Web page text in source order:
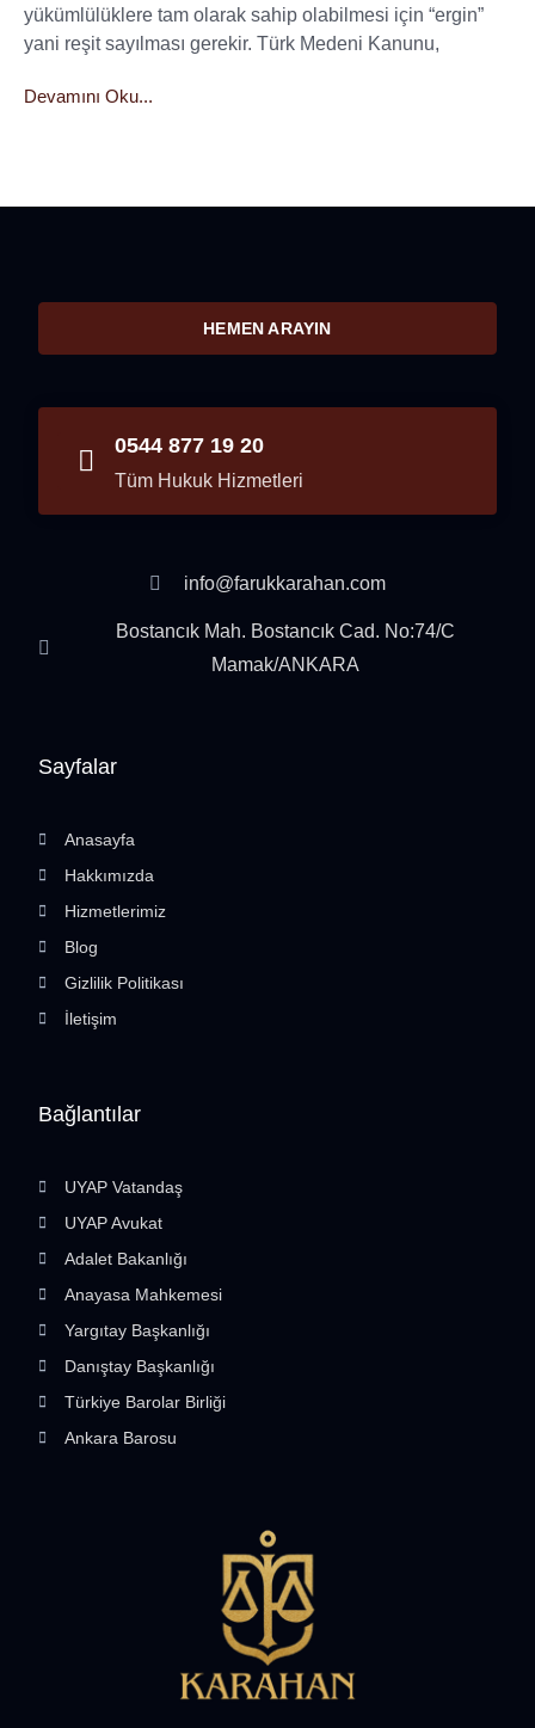
yükümlülüklere tam olarak sahip olabilmesi için “ergin”
yani reşit sayılması gerekir. Türk Medeni Kanunu,
Devamını Oku...
Bağlantılar
UYAP Vatandaş
UYAP Avukat
Adalet Bakanlığı
Anayasa Mahkemesi
Yargıtay Başkanlığı
Danıştay Başkanlığı
Türkiye Barolar Birliği
Ankara Barosu
Sayfalar
Anasayfa
Hakkımızda
Hizmetlerimiz
Blog
Gizlilik Politikası
İletişim
HEMEN ARAYIN
0544 877 19 20
Tüm Hukuk Hizmetleri
info@farukkarahan.com
Bostancık Mah. Bostancık Cad. No:74/C
Mamak/ANKARA